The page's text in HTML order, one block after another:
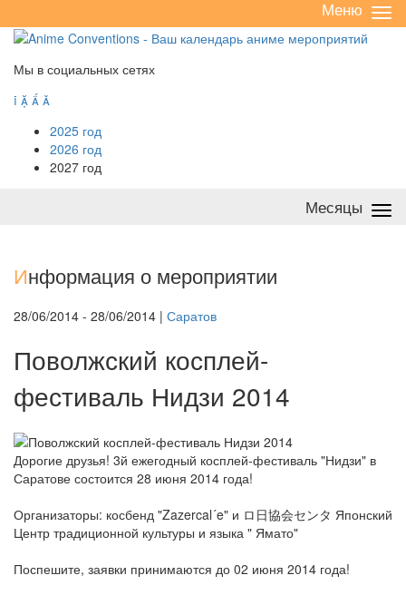
/
Меню
Мы в социальных сетях
   
2025 год
2026 год
2027 год
Месяцы
Информация о мероприятии
28/06/2014 - 28/06/2014 | Саратов
Поволжский косплей-
фестиваль Нидзи 2014
Дорогие друзья! 3й ежегодный косплей-фестиваль "Нидзи" в
Саратове состоится 28 июня 2014 года!
Организаторы: косбенд "Zazercal´e" и ロ日協会センタ Японский
Центр традиционной культуры и языка " Ямато"
Поспешите, заявки принимаются до 02 июня 2014 года!